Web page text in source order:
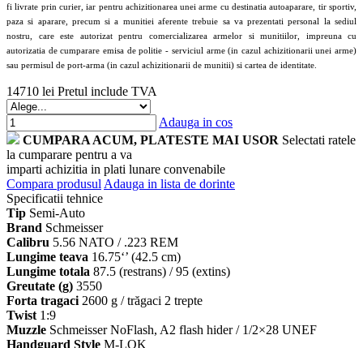
fi livrate prin curier, iar pentru achizitionarea unei arme cu destinatia autoaparare, tir sportiv,
paza si aparare, precum si a munitiei aferente trebuie sa va prezentati personal la sediul
nostru, care este autorizat pentru comercializarea armelor si munitiilor, impreuna cu
autorizatia de cumparare emisa de politie - serviciul arme (in cazul achizitionarii unei arme)
sau permisul de port-arma (in cazul achizitionarii de munitii) si cartea de identitate.
14710 lei Pretul include TVA
Adauga in cos
CUMPARA ACUM, PLATESTE MAI USOR Selectati ratele
la cumparare pentru a va
imparti achizitia in plati lunare convenabile
Compara produsul Adauga in lista de dorinte
Specificatii tehnice
Tip Semi-Auto
Brand Schmeisser
Calibru 5.56 NATO / .223 REM
Lungime teava 16.75‘’ (42.5 cm)
Lungime totala 87.5 (restrans) / 95 (extins)
Greutate (g) 3550
Forta tragaci 2600 g / trăgaci 2 trepte
Twist 1:9
Muzzle Schmeisser NoFlash, A2 flash hider / 1/2×28 UNEF
Handguard Style M-LOK